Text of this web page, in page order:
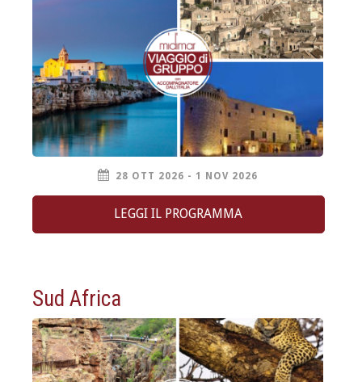
28 OTT 2026 - 1 NOV 2026
LEGGI IL PROGRAMMA
Sud Africa